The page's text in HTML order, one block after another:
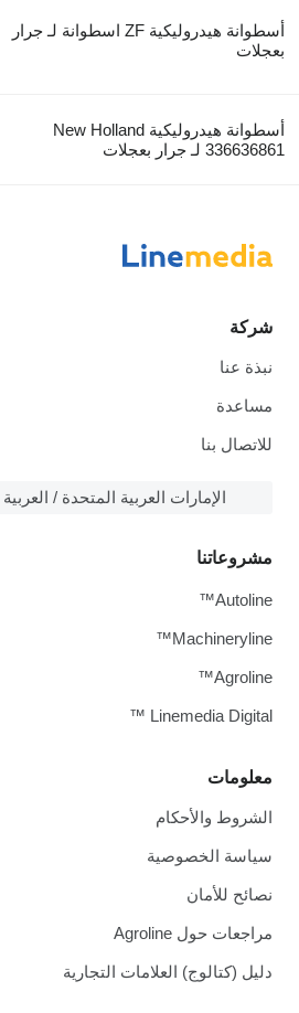
أسطوانة هيدروليكية ZF اسطوانة لـ جرار
بعجلات
أسطوانة هيدروليكية New Holland
336636861 لـ جرار بعجلات
شركة
نبذة عنا
مساعدة
للاتصال بنا
الإمارات العربية المتحدة / العربية
معلومات
الشروط والأحكام
سياسة الخصوصية
نصائح للأمان
مراجعات حول Agroline
دليل (كتالوج) العلامات التجارية
مشروعاتنا
Autoline™
Machineryline™
Agroline™
Linemedia Digital ™